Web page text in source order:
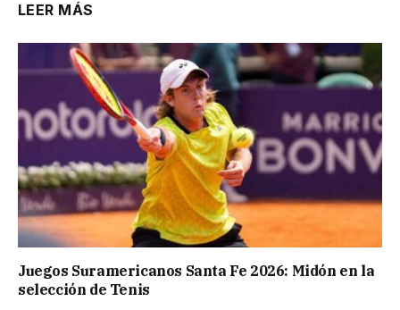
LEER MÁS
Juegos Suramericanos Santa Fe 2026: Midón en la
selección de Tenis